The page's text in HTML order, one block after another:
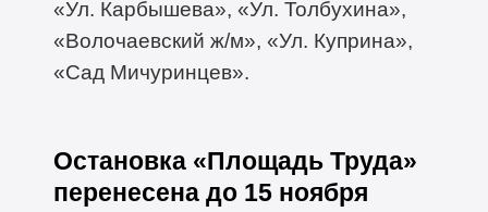
«Ул. Карбышева», «Ул. Толбухина»,
«Волочаевский ж/м», «Ул. Куприна»,
«Сад Мичуринцев».
Остановка «Площадь Труда»
перенесена до 15 ноября